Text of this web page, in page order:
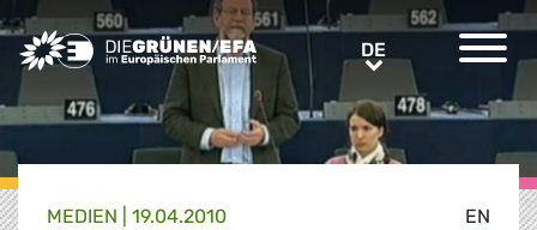
Greens/EFA Home DEDE
EN
MEDIEN 19.04.2010